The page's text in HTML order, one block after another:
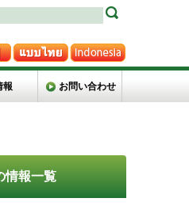
報 お問い合わせ
情報一覧